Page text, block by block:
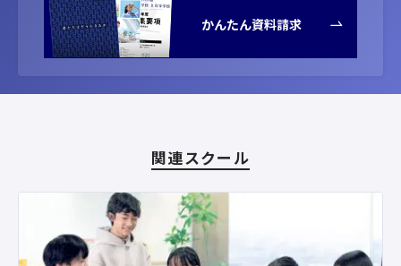
かんたん資料請求
関連スクール